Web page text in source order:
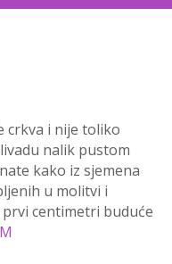
crkva i nije toliko
nalik pustom
kako iz sjemena
u molitvi i
centimetri buduće